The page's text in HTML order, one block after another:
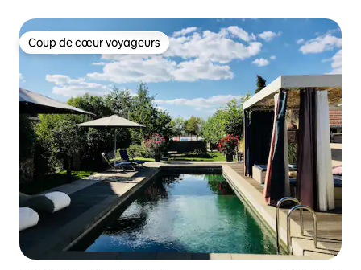
Coup de cœur voyageurs
Coup de cœur voyageurs